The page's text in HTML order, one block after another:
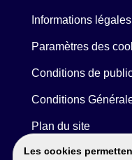
Les cookies
Informations légales
Paramètres des
Conditions de
Conditions
Plan du site